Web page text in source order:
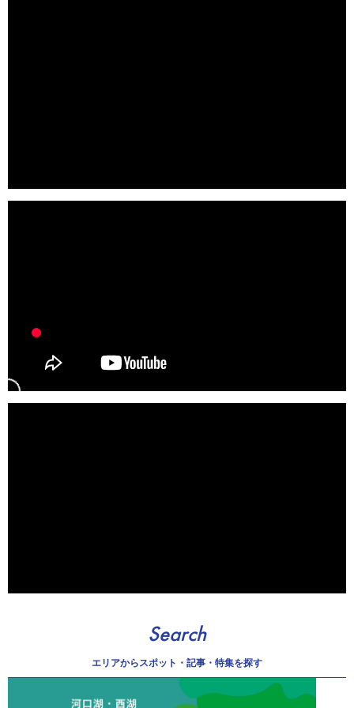
Search
エリアからスポット・記事・特集を探す